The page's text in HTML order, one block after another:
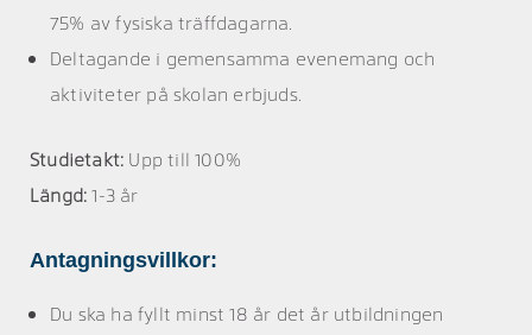
75% av fysiska träffdagarna.
Deltagande i gemensamma evenemang och
aktiviteter på skolan erbjuds.
Studietakt: Upp till 100%
Längd:1-3 år
Antagningsvillkor:
Du ska ha fyllt minst 18 år det år utbildningen